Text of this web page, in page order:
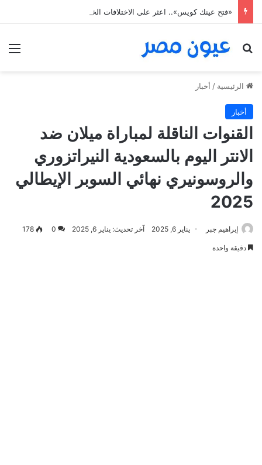
بحث عن
الرئيسية / أخبار
أخبار
القنوات الناقلة لمباراة ميلان ضد
الانتر اليوم بالسعودية النيراتزوري
والروسونيري نهائي السوبر الإيطالي
2025
إبراهيم جبر يناير 6, 2025 آخر تحديث: يناير 6, 2025 0
178
دقيقة واحدة